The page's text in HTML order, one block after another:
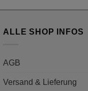
ALLE SHOP INFOS
AGB
Versand & Lieferung